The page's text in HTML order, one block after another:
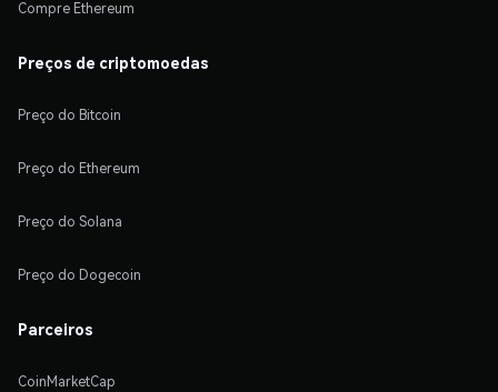
Compre Ethereum
Preços de criptomoedas
Preço do Bitcoin
Preço do Ethereum
Preço do Solana
Preço do Dogecoin
Parceiros
CoinMarketCap